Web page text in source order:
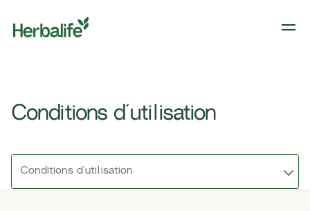
Conditions d´utilisation
Conditions d´utilisation